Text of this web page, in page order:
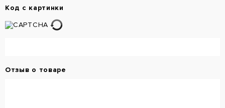
Код с картинки
Отзыв о товаре